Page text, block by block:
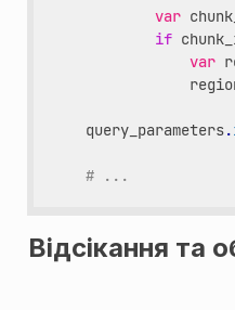
var
if
var
query_parameters.
# ...
Відсікання та